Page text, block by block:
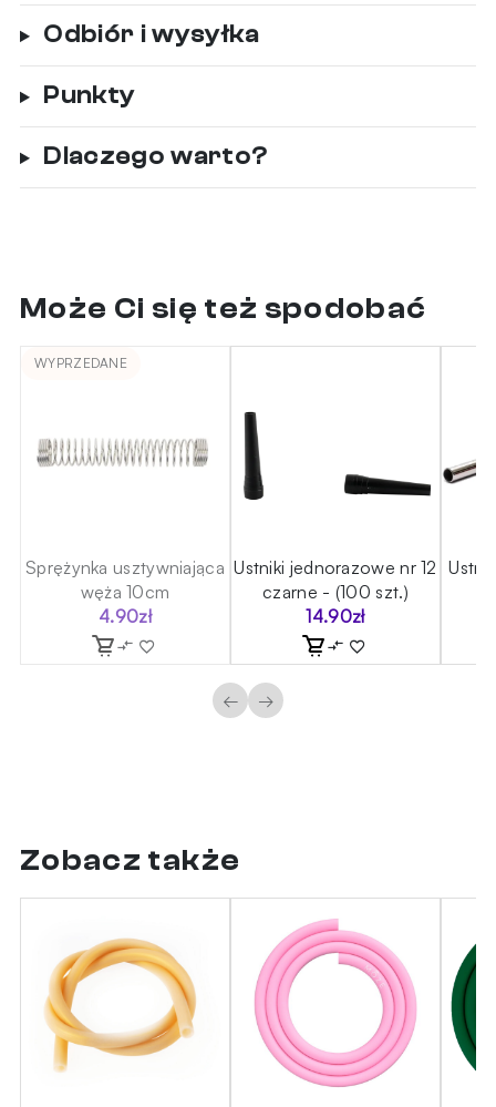
Odbiór i wysyłka
Punkty
Dlaczego warto?
Może Ci się też spodobać
WYPRZEDANE
Sprężynka usztywniająca
węża 10cm
4.90zł
Ustniki jednorazowe nr 12
czarne - (100 szt.)
14.90zł
← →
Zobacz także